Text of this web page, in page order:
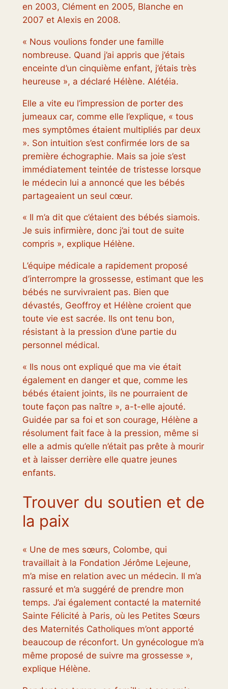
en 2003, Clément en 2005, Blanche en
2007 et Alexis en 2008.
« Nous voulions fonder une famille
nombreuse. Quand j’ai appris que j’étais
enceinte d’un cinquième enfant, j’étais très
heureuse », a déclaré Hélène. Alétéia.
Elle a vite eu l’impression de porter des
jumeaux car, comme elle l’explique, « tous
mes symptômes étaient multipliés par deux
». Son intuition s’est confirmée lors de sa
première échographie. Mais sa joie s’est
immédiatement teintée de tristesse lorsque
le médecin lui a annoncé que les bébés
partageaient un seul cœur.
« Il m’a dit que c’étaient des bébés siamois.
Je suis infirmière, donc j’ai tout de suite
compris », explique Hélène.
L’équipe médicale a rapidement proposé
d’interrompre la grossesse, estimant que les
bébés ne survivraient pas. Bien que
dévastés, Geoffroy et Hélène croient que
toute vie est sacrée. Ils ont tenu bon,
résistant à la pression d’une partie du
personnel médical.
« Ils nous ont expliqué que ma vie était
également en danger et que, comme les
bébés étaient joints, ils ne pourraient de
toute façon pas naître », a-t-elle ajouté.
Guidée par sa foi et son courage, Hélène a
résolument fait face à la pression, même si
elle a admis qu’elle n’était pas prête à mourir
et à laisser derrière elle quatre jeunes
enfants.
Trouver du soutien et de
la paix
« Une de mes sœurs, Colombe, qui
travaillait à la Fondation Jérôme Lejeune,
m’a mise en relation avec un médecin. Il m’a
rassuré et m’a suggéré de prendre mon
temps. J’ai également contacté la maternité
Sainte Félicité à Paris, où les Petites Sœurs
des Maternités Catholiques m’ont apporté
beaucoup de réconfort. Un gynécologue m’a
même proposé de suivre ma grossesse »,
explique Hélène.